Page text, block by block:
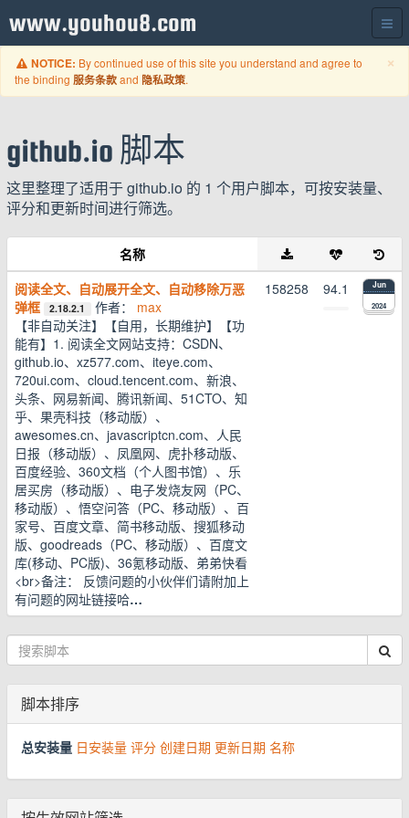
www.youhou8.com
×
NOTICE: By continued use of this site you understand and agree to
the binding 服务条款and 隐私政策.
github.io 脚本
这里整理了适用于 github.io 的 1 个用户脚本，可按安装量、
评分和更新时间进行筛选。
名称
阅读全文、自动展开全文、自动移除万恶
弹框
2.18.2.1 作者： max
【非自动关注】【自用，长期维护】【功
能有】1. 阅读全文网站支持：CSDN、
github.io、xz577.com、iteye.com、
720ui.com、cloud.tencent.com、新浪、
头条、网易新闻、腾讯新闻、51CTO、知
乎、果壳科技（移动版）、
awesomes.cn、javascriptcn.com、人民
日报（移动版）、凤凰网、虎扑移动版、
百度经验、360文档（个人图书馆）、乐
居买房（移动版）、电子发烧友网（PC、
移动版）、悟空问答（PC、移动版）、百
家号、百度文章、简书移动版、搜狐移动
版、goodreads（PC、移动版）、百度文
库(移动、PC版)、36氪移动版、弟弟快看
<br>备注： 反馈问题的小伙伴们请附加上
有问题的网址链接哈…
158258 94.1 Jun
2024
脚本排序
总安装量 日安装量 评分 创建日期 更新日期 名称